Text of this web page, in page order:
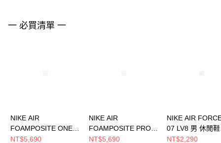
一 必買清單 一
NIKE AIR
FOAMPOSITE ONE
男 休閒鞋 HF2902002
NT$5,690
NIKE AIR
FOAMPOSITE PRO
男 休閒鞋 HF0794300
NT$5,690
NIKE AIR
07 LV8 男 休閒鞋
HJ4465700
NT$2,290